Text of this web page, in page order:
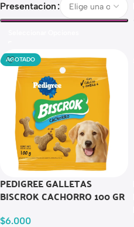
Presentacion
AGOTADO
PEDIGREE GALLETAS
BISCROK CACHORRO 100 GR
$6.000